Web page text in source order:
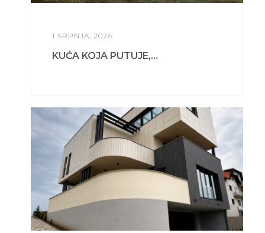
1 SRPNJA, 2026
KUĆA KOJA PUTUJE,...